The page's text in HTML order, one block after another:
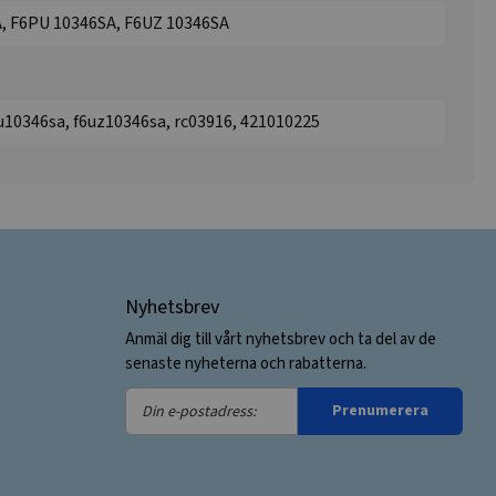
10346SA, F6UZ 10346SA
f6uz10346sa, rc03916, 421010225
Nyhetsbrev
Anmäl dig till vårt nyhetsbrev och ta del av de
senaste nyheterna och rabatterna.
Din
e-
Prenumerera